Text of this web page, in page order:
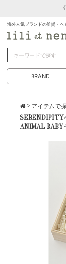
海外人気ブランドの雑貨・ベ
BRAND
> アイテムで
SERENDIPITY
ANIMAL BABY